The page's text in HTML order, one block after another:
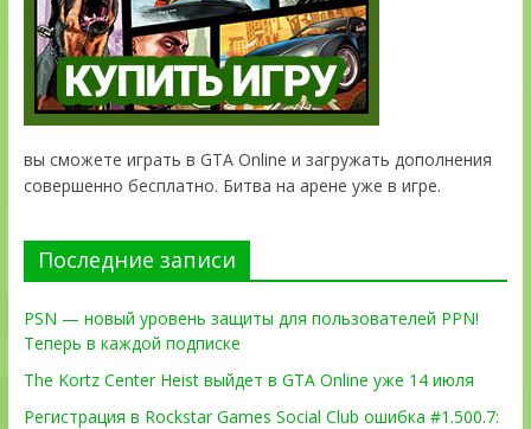
вы сможете играть в GTA Online и загружать дополнения
совершенно бесплатно. Битва на арене уже в игре.
Последние записи
PSN — новый уровень защиты для пользователей PPN!
Теперь в каждой подписке
The Kortz Center Heist выйдет в GTA Online уже 14 июля
Регистрация в Rockstar Games Social Club ошибка #1.500.7: